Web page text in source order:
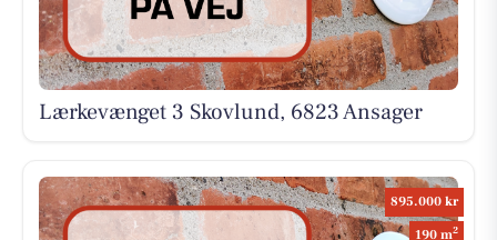
Lærkevænget 3 Skovlund, 6823 Ansager
895.000 kr
190 m2